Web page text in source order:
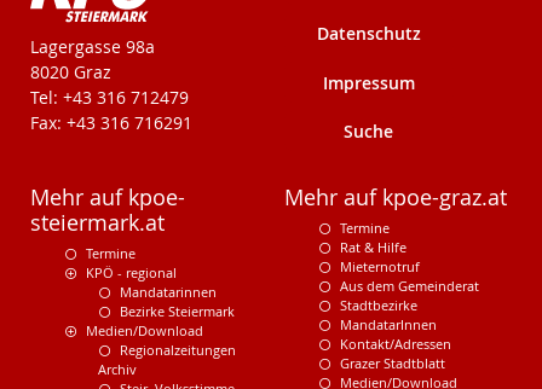
KPÖ-Steiermark
Lagergasse 98a
8020 Graz
Tel: +43 316 712479
Fax: +43 316 716291
Datenschutz
Impressum
Suche
Mehr auf kpoe-
steiermark.at
Termine
KPÖ - regional
Mandatarinnen
Bezirke Steiermark
Medien/Download
Regionalzeitungen
Archiv
Mehr auf kpoe-graz.at
Termine
Rat & Hilfe
Mieternotruf
Aus dem Gemeinderat
Stadtbezirke
MandatarInnen
Kontakt/Adressen
Grazer Stadtblatt
Medien/Download